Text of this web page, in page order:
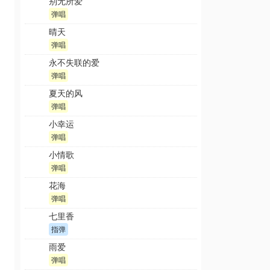
弹唱
晴天
弹唱
永不失联的爱
弹唱
夏天的风
弹唱
小幸运
弹唱
小情歌
弹唱
花海
弹唱
七里香
指弹
雨爱
弹唱